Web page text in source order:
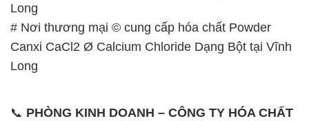
Long
# Nơi thương mại © cung cấp hóa chất Powder
Canxi CaCl2 Ø Calcium Chloride Dạng Bột tại Vĩnh
Long
📞 PHÒNG KINH DOANH – CÔNG TY HÓA CHẤT